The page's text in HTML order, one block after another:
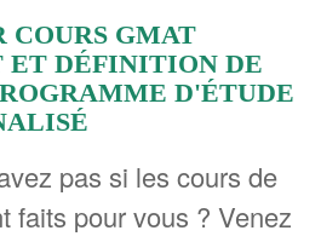
COURS GMAT
ET DÉFINITION DE
D'ÉTUDE
pas si les cours de
faits pour vous ? Venez